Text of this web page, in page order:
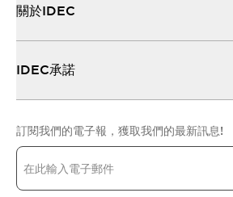
關於IDEC
IDEC承諾
訂閱我們的電子報，獲取我們的最新訊息!